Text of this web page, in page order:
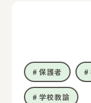
保護者
学校教諭